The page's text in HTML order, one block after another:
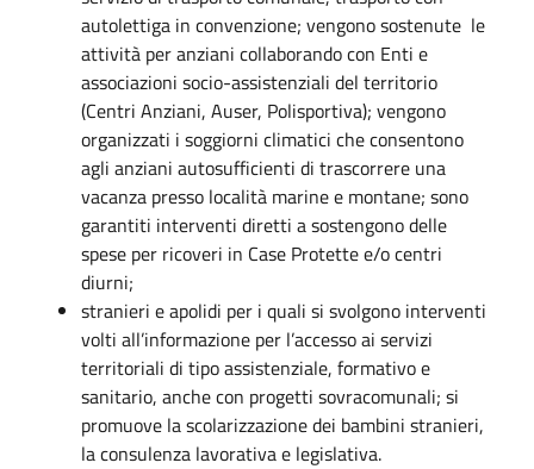
autolettiga in convenzione; vengono sostenute le
attività per anziani collaborando con Enti e
associazioni socio-assistenziali del territorio
(Centri Anziani, Auser, Polisportiva); vengono
organizzati i soggiorni climatici che consentono
agli anziani autosufficienti di trascorrere una
vacanza presso località marine e montane; sono
garantiti interventi diretti a sostengono delle
spese per ricoveri in Case Protette e/o centri
diurni;
stranieri e apolidi per i quali si svolgono interventi
volti all’informazione per l’accesso ai servizi
territoriali di tipo assistenziale, formativo e
sanitario, anche con progetti sovracomunali; si
promuove la scolarizzazione dei bambini stranieri,
la consulenza lavorativa e legislativa.